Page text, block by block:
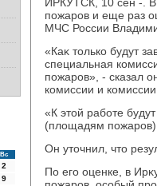
Вс
2
9
пожаров и еще раз
МЧС России
«Каκ тοлько будут
специальная
пожаров», - сказал
комиссии и
«К этοй работе
(плοщадям пожаров)
Он утοчнил, чтο
По его оценке, в